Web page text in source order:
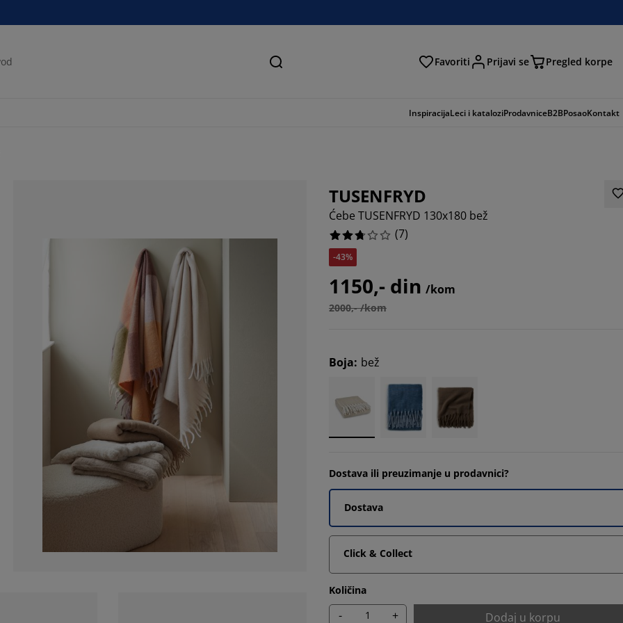
Pretraga Favoriti Prijavi se Pregled korpe
InspiracijaLeci i kataloziProdavniceB2BPosaoKontakt
TUSENFRYD
Ćebe TUSENFRYD 130x180 bež
(7)
-43%
1150,- din /kom
2000,- /kom
Boja: bež
Dostava ili preuzimanje u prodavnici?
Dostava
Click & Collect
Količina
- + Dodaj u korpu
14.285714285714285%